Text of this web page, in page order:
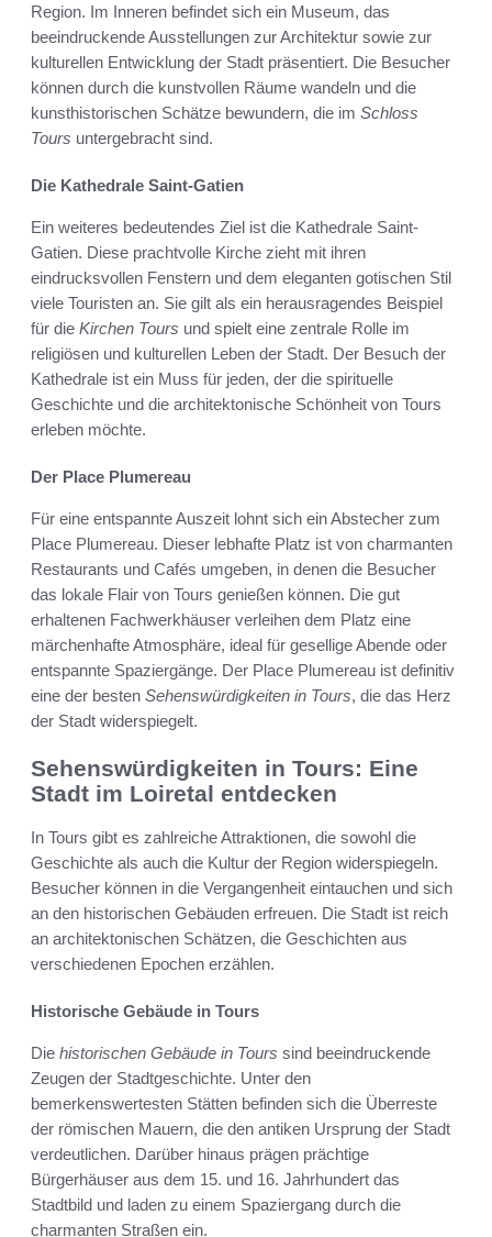
Region. Im Inneren befindet sich ein Museum, das
beeindruckende Ausstellungen zur Architektur sowie zur
kulturellen Entwicklung der Stadt präsentiert. Die Besucher
können durch die kunstvollen Räume wandeln und die
kunsthistorischen Schätze bewundern, die im Schloss
Tours untergebracht sind.
Die Kathedrale Saint-Gatien
Ein weiteres bedeutendes Ziel ist die Kathedrale Saint-
Gatien. Diese prachtvolle Kirche zieht mit ihren
eindrucksvollen Fenstern und dem eleganten gotischen Stil
viele Touristen an. Sie gilt als ein herausragendes Beispiel
für die Kirchen Tours und spielt eine zentrale Rolle im
religiösen und kulturellen Leben der Stadt. Der Besuch der
Kathedrale ist ein Muss für jeden, der die spirituelle
Geschichte und die architektonische Schönheit von Tours
erleben möchte.
Der Place Plumereau
Für eine entspannte Auszeit lohnt sich ein Abstecher zum
Place Plumereau. Dieser lebhafte Platz ist von charmanten
Restaurants und Cafés umgeben, in denen die Besucher
das lokale Flair von Tours genießen können. Die gut
erhaltenen Fachwerkhäuser verleihen dem Platz eine
märchenhafte Atmosphäre, ideal für gesellige Abende oder
entspannte Spaziergänge. Der Place Plumereau ist definitiv
eine der besten Sehenswürdigkeiten in Tours, die das Herz
der Stadt widerspiegelt.
Sehenswürdigkeiten in Tours: Eine
Stadt im Loiretal entdecken
In Tours gibt es zahlreiche Attraktionen, die sowohl die
Geschichte als auch die Kultur der Region widerspiegeln.
Besucher können in die Vergangenheit eintauchen und sich
an den historischen Gebäuden erfreuen. Die Stadt ist reich
an architektonischen Schätzen, die Geschichten aus
verschiedenen Epochen erzählen.
Historische Gebäude in Tours
Die historischen Gebäude in Tours sind beeindruckende
Zeugen der Stadtgeschichte. Unter den
bemerkenswertesten Stätten befinden sich die Überreste
der römischen Mauern, die den antiken Ursprung der Stadt
verdeutlichen. Darüber hinaus prägen prächtige
Bürgerhäuser aus dem 15. und 16. Jahrhundert das
Stadtbild und laden zu einem Spaziergang durch die
charmanten Straßen ein.